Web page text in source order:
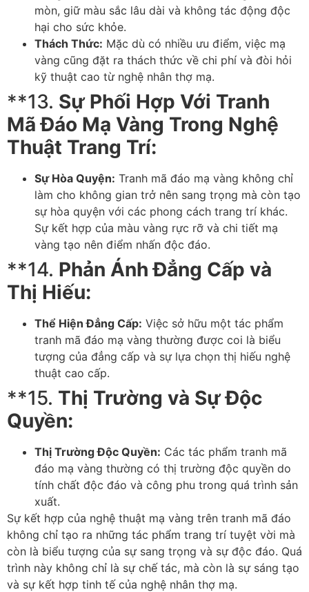
mòn, giữ màu sắc lâu dài và không tác động độc
hại cho sức khỏe.
Thách Thức: Mặc dù có nhiều ưu điểm, việc mạ
vàng cũng đặt ra thách thức về chi phí và đòi hỏi
kỹ thuật cao từ nghệ nhân thợ mạ.
**13. Sự Phối Hợp Với Tranh
Mã Đáo Mạ Vàng Trong Nghệ
Thuật Trang Trí:
Sự Hòa Quyện: Tranh mã đáo mạ vàng không chỉ
làm cho không gian trở nên sang trọng mà còn tạo
sự hòa quyện với các phong cách trang trí khác.
Sự kết hợp của màu vàng rực rỡ và chi tiết mạ
vàng tạo nên điểm nhấn độc đáo.
**14. Phản Ánh Đẳng Cấp và
Thị Hiếu:
Thể Hiện Đẳng Cấp: Việc sở hữu một tác phẩm
tranh mã đáo mạ vàng thường được coi là biểu
tượng của đẳng cấp và sự lựa chọn thị hiếu nghệ
thuật cao cấp.
**15. Thị Trường và Sự Độc
Quyền:
Thị Trường Độc Quyền: Các tác phẩm tranh mã
đáo mạ vàng thường có thị trường độc quyền do
tính chất độc đáo và công phu trong quá trình sản
xuất.
Sự kết hợp của nghệ thuật mạ vàng trên tranh mã đáo
không chỉ tạo ra những tác phẩm trang trí tuyệt vời mà
còn là biểu tượng của sự sang trọng và sự độc đáo. Quá
trình này không chỉ là sự chế tác, mà còn là sự sáng tạo
và sự kết hợp tinh tế của nghệ nhân thợ mạ.